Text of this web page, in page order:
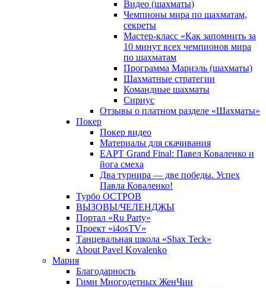
Видео (шахматы)
Чемпионы мира по шахматам,
секреты
Мастер-класс «Как запомнить за
10 минут всех чемпионов мира
по шахматам
Программа Мариэль (шахматы)
Шахматные стратегии
Командные шахматы
Сириус
Отзывы о платном разделе «Шахматы»
Покер
Покер видео
Материалы для скачивания
EAPT Grand Final: Павел Коваленко и
йога смеха
Два турнира — две победы. Успех
Павла Коваленко!
Турбо ОСТРОВ
ВЫЗОВЫ/ЧЕЛЕНДЖЫ
Портал «Ru Party»
Проект «i4osTV»
Танцевальная школа «Shax Teck»
About Pavel Kovalenko
Мария
Благодарность
Гимн Многодетных ЖенЧин